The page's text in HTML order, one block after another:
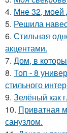
4. Мне 32, моей
5. Решила
6. Стильная
акцентами.
7. Дом, в
8. Топ - 8
стильного
9. Зелёный как
10. Приватная
санузлом.